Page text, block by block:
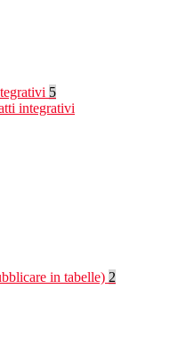
5
integrativi
in tabelle) 2